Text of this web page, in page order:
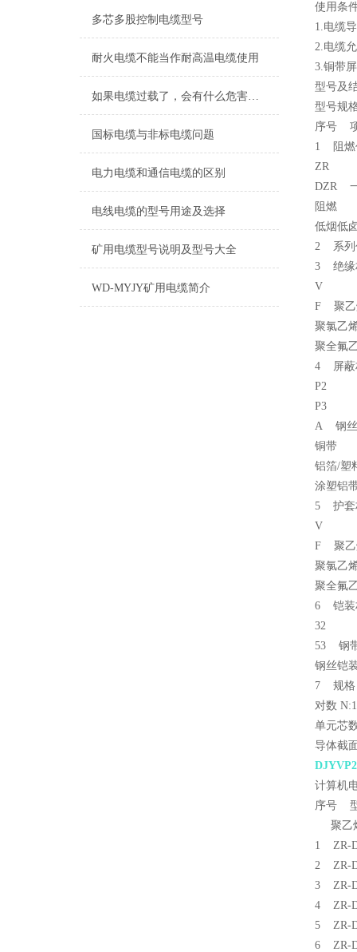
多芯多股控制电缆型号
耐火电缆不能当作耐高温电缆使用
如果电缆过载了，会有什么危害吗？
国标电缆与非标电缆问题
电力电缆和通信电缆的区别
电线电缆的型号用途及选择
矿用电缆型号说明及型号大全
WD-MYJY矿用电缆简介
使用条
1.电缆
2.电缆
3.铜带
型号及
型号规
序号
1 阻
ZR
DZR
阻燃
低烟低
2 系列
3 绝
V
F 聚乙
聚氯乙
聚全氟
4 屏
P2
P3
A 钢丝
铜带
铝箔/塑
涂塑铝
5 护
V
F 聚乙
聚氯乙
聚全氟
6 铠装
32
53 钢
钢丝铠
7 规格
对数
单元芯
导体截
计算机
序号
聚乙
1 ZR-
2 ZR-
3 ZR-
4 ZR-
5 ZR-
6 ZR-